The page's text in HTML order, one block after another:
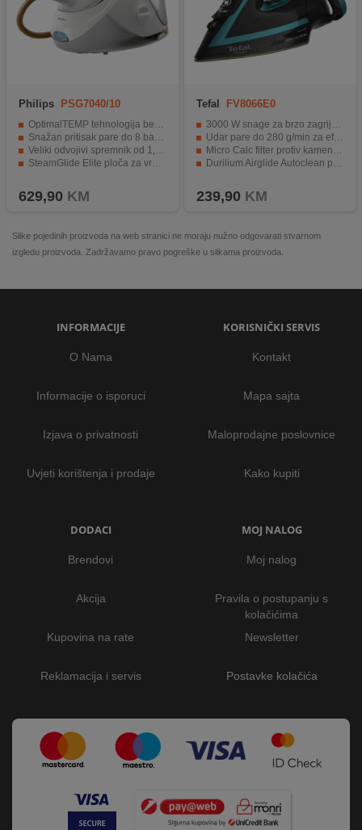
Philips PSG7040/10
OptimalTEMP tehnologija bez podešavanja temperature
Snažan pritisak pare do 8 bara za brzo peglanje
Veliki odvojivi spremnik od 1,8 lit.
SteamGlide Elite ploča za vrhunsko klizanje
629,90 KM
Tefal FV8066E0
3000 W snage za brzo zagrijavanje i snažan rad
Udar pare do 280 g/min za efikasno uklanjanje nabora
Micro Calc filter protiv kamenca i mrlja
Durilium Airglide Autoclean podloga za glatko klizanje
239,90 KM
Slike pojedinih proizvoda na web stranici ne moraju nužno odgovarati stvarnom
izgledu proizvoda. Zadržavamo pravo pogreške u slikama proizvoda.
INFORMACIJE
O Nama
Informacije o isporuci
Izjava o privatnosti
Uvjeti korištenja i prodaje
KORISNIČKI SERVIS
Kontakt
Mapa sajta
Maloprodajne poslovnice
Kako kupiti
DODACI
Brendovi
Akcija
Kupovina na rate
Reklamacija i servis
MOJ NALOG
Moj nalog
Pravila o postupanju s
kolačićima
Newsletter
Postavke kolačića